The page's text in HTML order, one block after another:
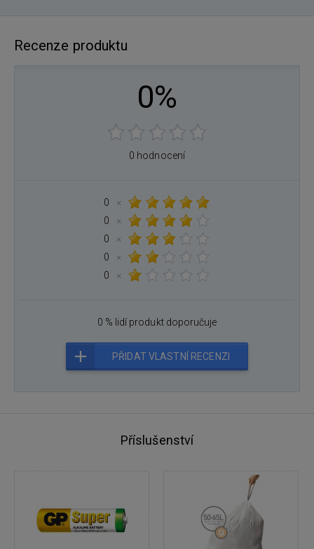
Recenze produktu
0%
0 hodnocení
0
×
0
×
0
×
0
×
0
×
0 % lidí produkt doporučuje
PŘIDAT VLASTNÍ RECENZI
Příslušenství